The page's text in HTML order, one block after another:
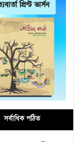
সর্বাধিক পঠিত